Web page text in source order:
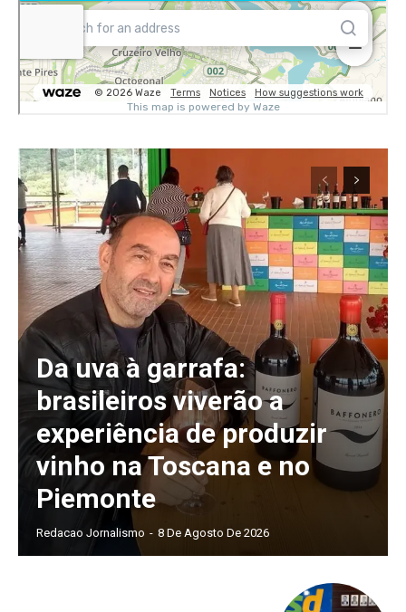
Da uva à garrafa:
brasileiros viverão a
experiência de produzir
vinho na Toscana e no
Piemonte
Redacao Jornalismo - 8 De Agosto De 2026